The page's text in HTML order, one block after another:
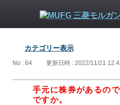
カテゴリー表示
No : 64 更新日時 : 2022/11/21
手元に株券があるの
ですか。